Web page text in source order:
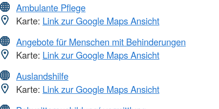
Ambulante Pflege
Karte: Link zur Google Maps Ansicht
Angebote für Menschen mit Behinderungen
Karte: Link zur Google Maps Ansicht
Auslandshilfe
Karte: Link zur Google Maps Ansicht